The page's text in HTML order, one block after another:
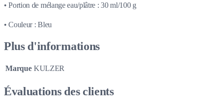
• Portion de mélange eau/plâtre : 30 ml/100 g
• Couleur : Bleu
Plus d'informations
Marque KULZER
Évaluations des clients